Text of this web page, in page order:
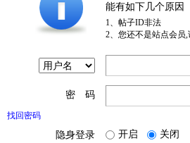
能有如下几个原因
1、帖子ID非法
2、您还不是站点会员
密 码
找回密码
隐身登录 开启 关闭